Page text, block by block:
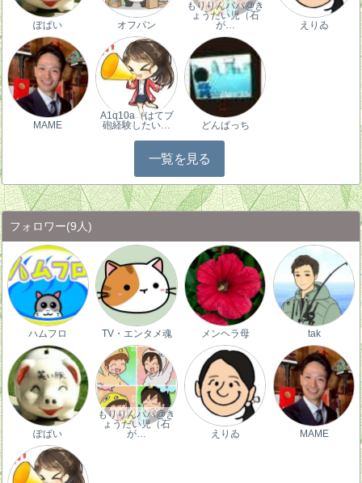
ぽぱい オフパン
もりりんパパ@き
ょうだい児（石
が…
えりゐ
MAME
A1q10a（はてブ
砲経験したい…
どんぱっち
一覧を見る
フォロワー(9人)
ハムフロ TV・エンタメ魂 メンヘラ母 tak
ぽぱい
もりりんパパ@き
ょうだい児（石
が…
えりゐ MAME